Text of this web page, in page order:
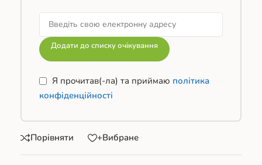
Додати до списку очікування
Я прочитав(-ла) та приймаю політика
конфіденційності
Порівняти +Вибране